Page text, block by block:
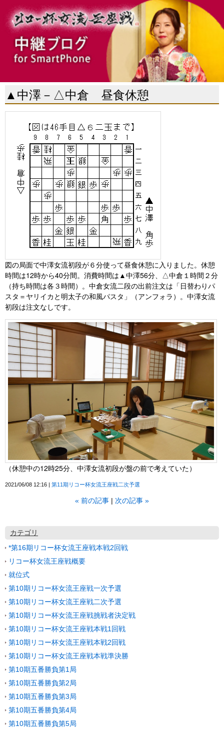
▲中澤－△中倉 昼食休憩
図の局面で中澤女流初段が６分使って昼食休憩に入りました。休憩
時間は12時から40分間。消費時間は▲中澤56分、△中倉１時間２分
（持ち時間は各３時間）。中倉女流二段の出前注文は「日替わりパ
スタ＝ヤリイカと明太子の和風パスタ」（アンフォラ）。中澤女流
初段は注文なしです。
（休憩中の12時25分、中澤女流初段が盤の前で考えていた）
2021/06/08 12:16 第11期リコー杯女流王座戦二次予選
« 前の記事 次の記事 »
カテゴリ
*第16期リコー杯女流王座戦本戦2回戦
リコー杯女流王座戦概要
就位式
第10期リコー杯女流王座戦一次予選
第10期リコー杯女流王座戦二次予選
第10期リコー杯女流王座戦挑戦者決定戦
第10期リコー杯女流王座戦本戦1回戦
第10期リコー杯女流王座戦本戦2回戦
第10期リコー杯女流王座戦本戦準決勝
第10期五番勝負第1局
第10期五番勝負第2局
第10期五番勝負第3局
第10期五番勝負第4局
第10期五番勝負第5局